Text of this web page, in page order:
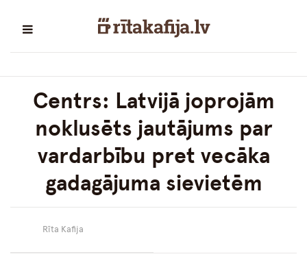
Centrs: Latvijā joprojām
noklusēts jautājums par
vardarbību pret vecāka
gadagājuma sievietēm
Rīta Kafija